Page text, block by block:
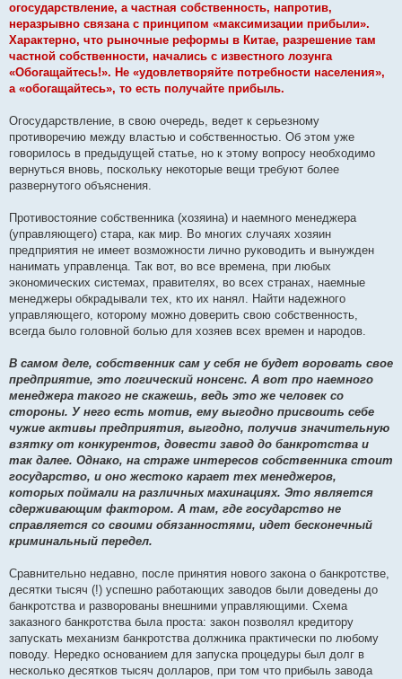
огосударствление, а частная собственность, напротив,
неразрывно связана с принципом «максимизации прибыли».
Характерно, что рыночные реформы в Китае, разрешение там
частной собственности, начались с известного лозунга
«Обогащайтесь!». Не «удовлетворяйте потребности населения»,
а «обогащайтесь», то есть получайте прибыль.
Огосударствление, в свою очередь, ведет к серьезному
противоречию между властью и собственностью. Об этом уже
говорилось в предыдущей статье, но к этому вопросу необходимо
вернуться вновь, поскольку некоторые вещи требуют более
развернутого объяснения.
Противостояние собственника (хозяина) и наемного менеджера
(управляющего) стара, как мир. Во многих случаях хозяин
предприятия не имеет возможности лично руководить и вынужден
нанимать управленца. Так вот, во все времена, при любых
экономических системах, правителях, во всех странах, наемные
менеджеры обкрадывали тех, кто их нанял. Найти надежного
управляющего, которому можно доверить свою собственность,
всегда было головной болью для хозяев всех времен и народов.
В самом деле, собственник сам у себя не будет воровать свое
предприятие, это логический нонсенс. А вот про наемного
менеджера такого не скажешь, ведь это же человек со
стороны. У него есть мотив, ему выгодно присвоить себе
чужие активы предприятия, выгодно, получив значительную
взятку от конкурентов, довести завод до банкротства и
так далее. Однако, на страже интересов собственника стоит
государство, и оно жестоко карает тех менеджеров,
которых поймали на различных махинациях. Это является
сдерживающим фактором. А там, где государство не
справляется со своими обязанностями, идет бесконечный
криминальный передел.
Сравнительно недавно, после принятия нового закона о банкротстве,
десятки тысяч (!) успешно работающих заводов были доведены до
банкротства и разворованы внешними управляющими. Схема
заказного банкротства была проста: закон позволял кредитору
запускать механизм банкротства должника практически по любому
поводу. Нередко основанием для запуска процедуры был долг в
несколько десятков тысяч долларов, при том что прибыль завода